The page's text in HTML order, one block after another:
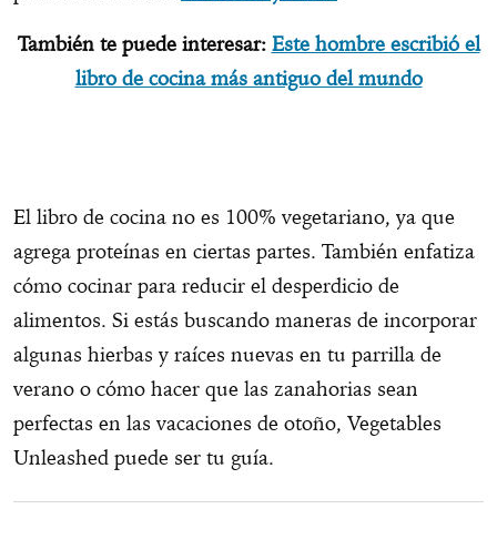
También te puede interesar: Este hombre escribió el
libro de cocina más antiguo del mundo
El libro de cocina no es 100% vegetariano, ya que
agrega proteínas en ciertas partes. También enfatiza
cómo cocinar para reducir el desperdicio de
alimentos. Si estás buscando maneras de incorporar
algunas hierbas y raíces nuevas en tu parrilla de
verano o cómo hacer que las zanahorias sean
perfectas en las vacaciones de otoño, Vegetables
Unleashed puede ser tu guía.